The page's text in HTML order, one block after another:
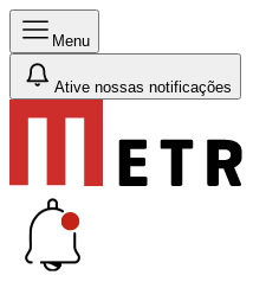
Menu
Ative nossas notificações